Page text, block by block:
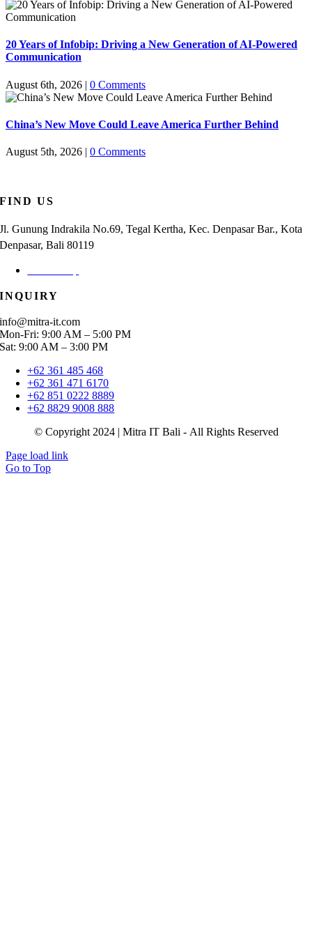
20 Years of Infobip: Driving a New Generation of AI-Powered
Communication
August 6th, 2026 | 0 Comments
China’s New Move Could Leave America Further Behind
August 5th, 2026 | 0 Comments
FIND US
Jl. Gunung Indrakila No.69, Tegal Kertha, Kec. Denpasar Bar., Kota
Denpasar, Bali 80119
INQUIRY
info@mitra-it.com
Mon-Fri: 9:00 AM – 5:00 PM
Sat: 9:00 AM – 3:00 PM
+62 361 485 468
+62 361 471 6170
+62 851 0222 8889
+62 8829 9008 888
© Copyright 2024 | Mitra IT Bali - All Rights Reserved
Page load link
Go to Top